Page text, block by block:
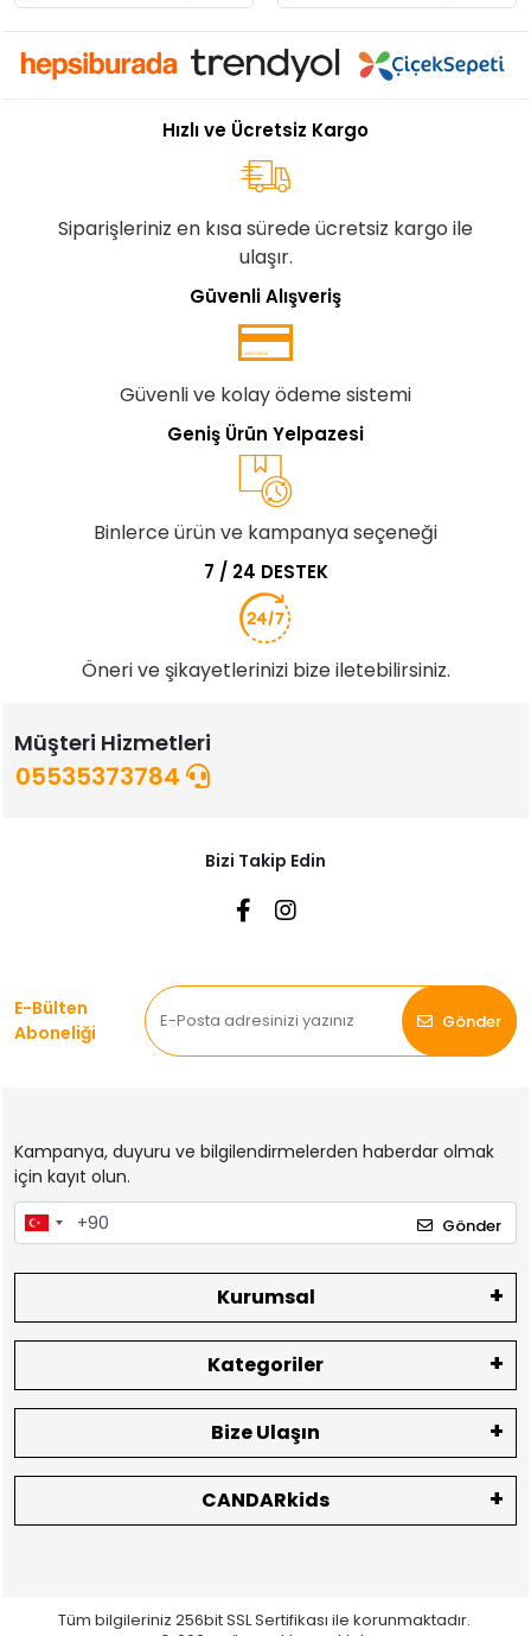
Hızlı ve Ücretsiz Kargo
Siparişleriniz en kısa sürede ücretsiz kargo ile
ulaşır.
Güvenli Alışveriş
Güvenli ve kolay ödeme sistemi
Geniş Ürün Yelpazesi
Binlerce ürün ve kampanya seçeneği
7 / 24 DESTEK
Öneri ve şikayetlerinizi bize iletebilirsiniz.
Müşteri Hizmetleri
05535373784
Bizi Takip Edin
E-Bülten
Aboneliği
Gönder
Kampanya, duyuru ve bilgilendirmelerden haberdar olmak
için kayıt olun.
Gönder
Kurumsal
Kategoriler
Bize Ulaşın
CANDARkids
Tüm bilgileriniz 256bit SSL Sertifikası ile korunmaktadır.